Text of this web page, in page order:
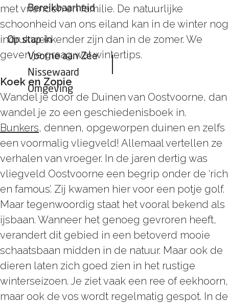
Bereikbaarheid
Op stap in
Voorne aan Zee
Nissewaard
Omgeving
met vrienden en familie. De natuurlijke
schoonheid van ons eiland kan in de winter nog
indrukwekkender zijn dan in de zomer. We
geven je graag wat wintertips.
Koek en Zopie
Wandel je door de Duinen van Oostvoorne, dan
wandel je zo een geschiedenisboek in.
Bunkers, dennen, opgeworpen duinen en zelfs
een voormalig vliegveld! Allemaal vertellen ze
verhalen van vroeger. In de jaren dertig was
vliegveld Oostvoorne een begrip onder de ‘rich
en famous’. Zij kwamen hier voor een potje golf.
Maar tegenwoordig staat het vooral bekend als
ijsbaan. Wanneer het genoeg gevroren heeft,
verandert dit gebied in een betoverd mooie
schaatsbaan midden in de natuur. Maar ook de
dieren laten zich goed zien in het rustige
winterseizoen. Je ziet vaak een ree of eekhoorn,
maar ook de vos wordt regelmatig gespot. In de